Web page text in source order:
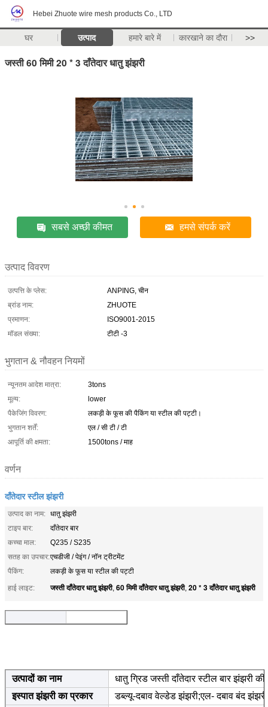
Hebei Zhuote wire mesh products Co., LTD
घर उत्पाद हमारे बारे में कारखाने का दौरा >>
जस्ती 60 मिमी 20 * 3 दाँतेदार धातु झंझरी
सबसे अच्छी कीमत हमसे संपर्क करें
उत्पाद विवरण
उत्पत्ति के प्लेस:
ANPING, चीन
ब्रांड नाम:
ZHUOTE
प्रमाणन:
ISO9001-2015
मॉडल संख्या:
टीटी -3
भुगतान & नौवहन नियमों
न्यूनतम आदेश मात्रा:
3tons
मूल्य:
lower
पैकेजिंग विवरण:
लकड़ी के फूस की पैकिंग या स्टील की पट्टी।
भुगतान शर्तें:
एल / सी टी / टी
आपूर्ति की क्षमता:
1500tons / माह
वर्णन
दाँतेदार स्टील झंझरी
उत्पाद का नाम: धातु झंझरी
टाइप बार:
दाँतेदार बार
कच्चा माल:
Q235 / S235
सतह का उपचार:एचडीजी / पेइंग / नॉन ट्रीटमेंट
पैकिंग:
लकड़ी के फूस या स्टील की पट्टी
हाई लाइट:
जस्ती दाँतेदार धातु झंझरी, 60 मिमी दाँतेदार धातु झंझरी, 20 * 3 दाँतेदार धातु झंझरी
उत्पादों का नाम
धातु ग्रिड जस्ती दाँतेदार स्टील बार झंझरी
इस्पात झंझरी का प्रकार
डब्ल्यू-दबाव वेल्डेड झंझरी;एल- दबाव बंद